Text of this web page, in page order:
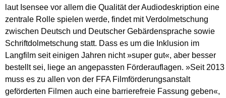
laut Isensee vor allem die Qualität der Audio­deskription eine
zentrale Rolle spielen werde, findet mit Verdolmetschung
zwischen Deutsch und Deutscher Gebärdensprache sowie
Schriftdolmetschung statt. Dass es um die Inklusion im
Langfilm seit einigen Jahren nicht »super gut«, aber besser
bestellt sei, liege an angepassten Förderauflagen. »Seit 2013
muss es zu allen von der FFA Filmförderungsanstalt
geförderten Filmen auch eine barrierefreie Fassung geben«,